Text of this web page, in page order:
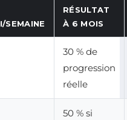
SEMAINE
RÉSULTAT
À 6 MOIS
30 % de
progression
réelle
50 % si